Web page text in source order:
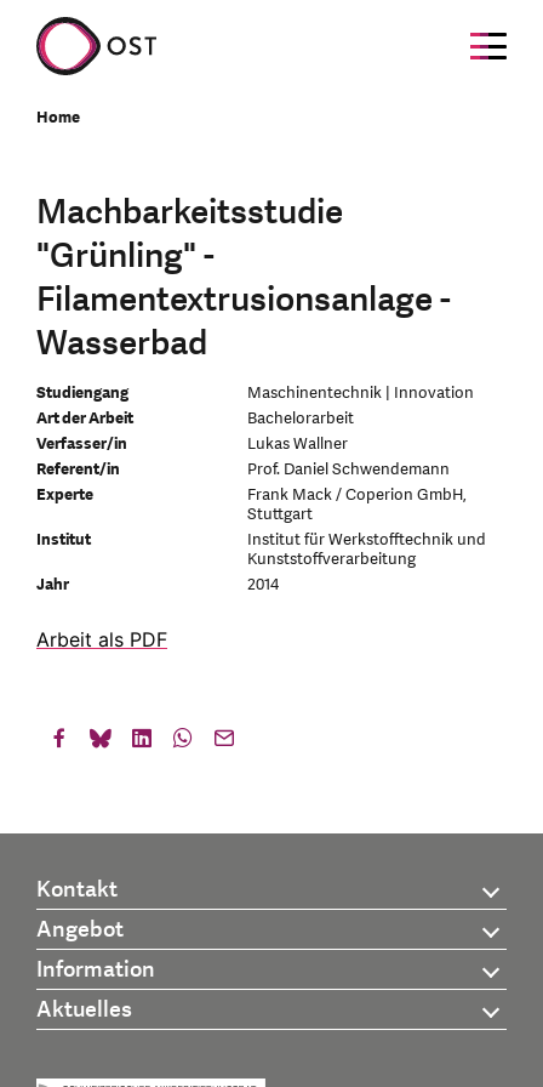
Home
Machbarkeitsstudie
"Grünling" -
Filamentextrusionsanlage -
Wasserbad
Studiengang
Maschinentechnik | Innovation
Art der Arbeit
Bachelorarbeit
Verfasser/in
Lukas Wallner
Referent/in
Prof. Daniel Schwendemann
Experte
Frank Mack / Coperion GmbH,
Stuttgart
Institut
Institut für Werkstofftechnik und
Kunststoffverarbeitung
Jahr
2014
Arbeit als PDF
Kontakt
Angebot
Information
Aktuelles